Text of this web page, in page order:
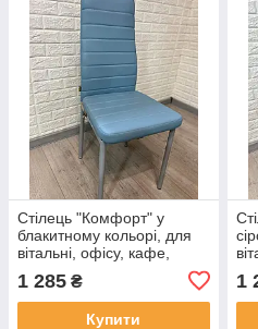
Стілець "Комфорт" у
блакитному кольорі, для
вітальні, офісу, кафе,
кухонний, м'який
1 285 ₴
Купити
1